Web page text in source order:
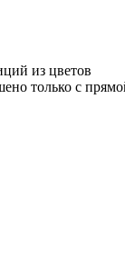
из цветов
только с